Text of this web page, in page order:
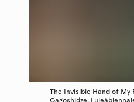
The Invisible Hand of My